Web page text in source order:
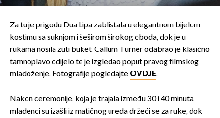
Za tu je prigodu Dua Lipa zablistala u elegantnom bijelom
kostimu sa suknjom i šeširom širokog oboda, dok je u
rukama nosila žuti buket. Callum Turner odabrao je klasično
tamnoplavo odijelo te je izgledao poput pravog filmskog
mladoženje. Fotografije pogledajte OVDJE.
Nakon ceremonije, koja je trajala između 30 i 40 minuta,
mladenci su izašli iz matičnog ureda držeći se za ruke, dok